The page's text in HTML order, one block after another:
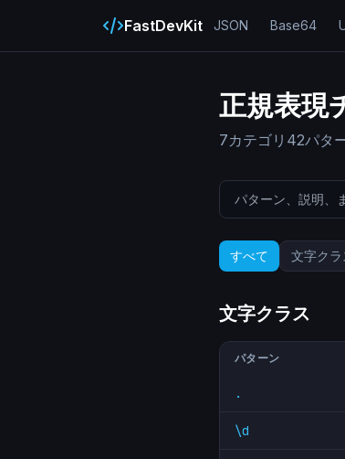
FastDevKit JSON Base64
正規表現
7カテゴリ42パタ
すべて 文字クラ
文字クラス
パターン
.
\d